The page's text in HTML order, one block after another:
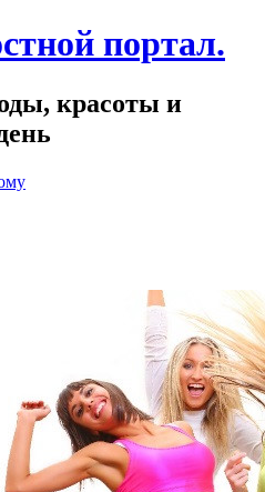
портал.
красоты и